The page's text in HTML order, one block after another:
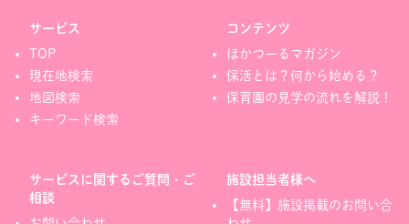
サービス
TOP
現在地検索
地図検索
キーワード検索
コンテンツ
ほかつーるマガジン
保活とは？何から始める？
保育園の見学の流れを解説！
サービスに関するご質問・ご
相談
施設担当者様へ
【無料】施設掲載のお問い合